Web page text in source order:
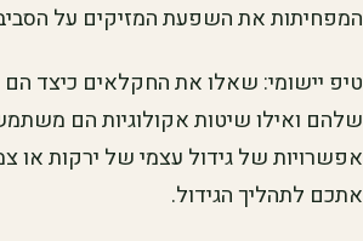
המפחיתות את השפעת המזיקים על
טיפ יישומי: שאלו את החקלאים כיצד
שלהם ואילו שיטות אקולוגיות הם
אפשרויות של גידול עצמי של ירקות או
אתכם לתהליך הגידול.